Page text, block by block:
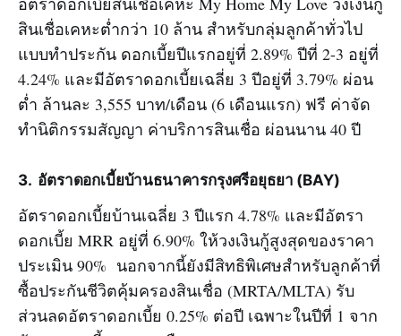
สินเชื่อเคหะต่ำกว่า 10 ล้าน สำหรับกลุ่มลูกค้าทั่วไป
แบบทำประกัน ดอกเบี้ยปีแรกอยู่ที่ 2.89% ปีที่ 2-3 อยู่ที่
4.24% และมีอัตราดอกเบี้ยเฉลี่ย 3 ปีอยู่ที่ 3.79% ผ่อน
ต่ำ ล้านละ 3,555 บาท/เดือน (6 เดือนแรก) ฟรี ค่าจัด
ทำนิติกรรมสัญญา ค่าบริการสินเชื่อ ผ่อนนาน 40 ปี
3. อัตราดอกเบี้ยบ้านธนาคารกรุงศรีอยุธยา (BAY)
อัตราดอกเบี้ยบ้านเฉลี่ย 3 ปีแรก 4.78% และมีอัตรา
ดอกเบี้ย MRR อยู่ที่ 6.90% ให้วงเงินกู้สูงสุดของราคา
ประเมิน 90% นอกจากนี้ยังมีสิทธิพิเศษสำหรับลูกค้าที่
ซื้อประกันชีวิตคุ้มครองสินเชื่อ (MRTA/MLTA) รับ
ส่วนลดอัตราดอกเบี้ย 0.25% ต่อปี เฉพาะในปีที่ 1 จาก